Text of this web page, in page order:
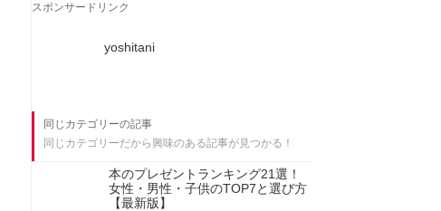
スポンサードリンク
yoshitani
同じカテゴリーの記事
同じカテゴリーだから興味のある記事が見つかる！
本のプレゼントランキング21選！
女性・男性・子供のTOP7と選び方
【最新版】